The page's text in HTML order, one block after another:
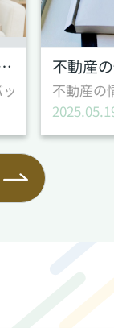
」「リースバック」とは？
ック」とは？
不動産の